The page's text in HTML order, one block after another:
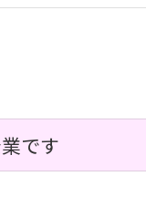
です